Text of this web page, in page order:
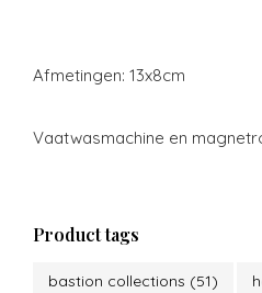
Afmetingen: 13x8cm
Vaatwasmachine en
Product tags
bastion collections (51)